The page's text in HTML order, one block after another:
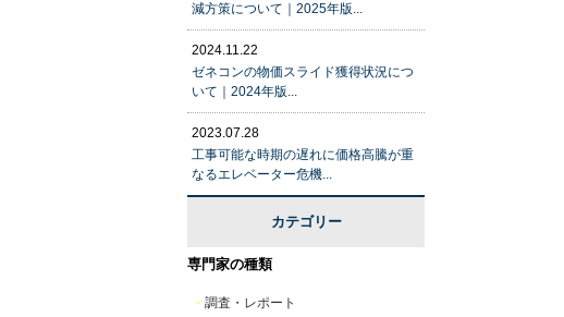
減方策について｜2025年版...
2024.11.22
ゼネコンの物価スライド獲得状況につ
いて｜2024年版...
2023.07.28
工事可能な時期の遅れに価格高騰が重
なるエレベーター危機...
カテゴリー
専門家の種類
・ 調査・レポート